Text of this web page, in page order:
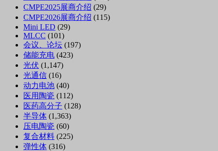
CMPE2025展商介绍 (29)
CMPE2026展商介绍 (115)
Mini LED (29)
MLCC (101)
会议、论坛 (197)
储能充电 (423)
光伏 (1,147)
光通信 (16)
动力电池 (40)
医用陶瓷 (112)
医药高分子 (128)
半导体 (1,363)
压电陶瓷 (60)
复合材料 (225)
弹性体 (316)